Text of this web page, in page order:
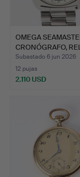
OMEGA
CRONÓGRAFO,
PULSE…
Subastado 6 jun 2026
12 pujas
2.110 USD